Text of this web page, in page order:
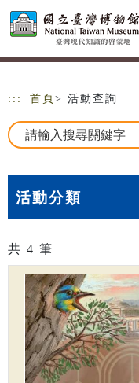
跳到主要內容
網站導覽
::: 首頁 > 活動查詢
活動分類
共 4 筆